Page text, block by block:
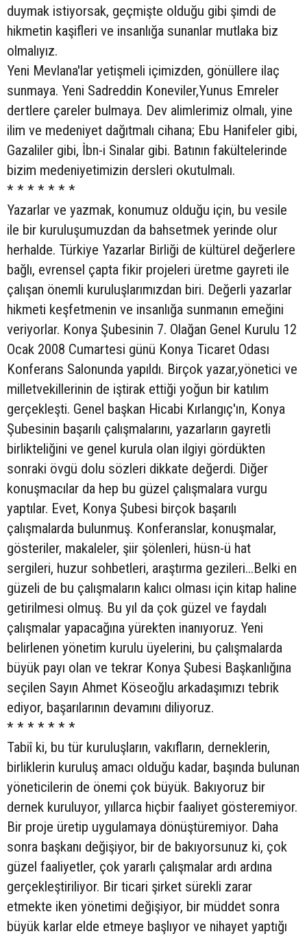
duymak istiyorsak, geçmişte olduğu gibi şimdi de
hikmetin kaşifleri ve insanlığa sunanlar mutlaka biz
olmalıyız.
Yeni Mevlana'lar yetişmeli içimizden, gönüllere ilaç
sunmaya. Yeni Sadreddin Koneviler,Yunus Emreler
dertlere çareler bulmaya. Dev alimlerimiz olmalı, yine
ilim ve medeniyet dağıtmalı cihana; Ebu Hanifeler gibi,
Gazaliler gibi, İbn-i Sinalar gibi. Batının fakültelerinde
bizim medeniyetimizin dersleri okutulmalı.
* * * * * * *
Yazarlar ve yazmak, konumuz olduğu için, bu vesile
ile bir kuruluşumuzdan da bahsetmek yerinde olur
herhalde. Türkiye Yazarlar Birliği de kültürel değerlere
bağlı, evrensel çapta fikir projeleri üretme gayreti ile
çalışan önemli kuruluşlarımızdan biri. Değerli yazarlar
hikmeti keşfetmenin ve insanlığa sunmanın emeğini
veriyorlar. Konya Şubesinin 7. Olağan Genel Kurulu 12
Ocak 2008 Cumartesi günü Konya Ticaret Odası
Konferans Salonunda yapıldı. Birçok yazar,yönetici ve
milletvekillerinin de iştirak ettiği yoğun bir katılım
gerçekleşti. Genel başkan Hicabi Kırlangıç'ın, Konya
Şubesinin başarılı çalışmalarını, yazarların gayretli
birlikteliğini ve genel kurula olan ilgiyi gördükten
sonraki övgü dolu sözleri dikkate değerdi. Diğer
konuşmacılar da hep bu güzel çalışmalara vurgu
yaptılar. Evet, Konya Şubesi birçok başarılı
çalışmalarda bulunmuş. Konferanslar, konuşmalar,
gösteriler, makaleler, şiir şölenleri, hüsn-ü hat
sergileri, huzur sohbetleri, araştırma gezileri...Belki en
güzeli de bu çalışmaların kalıcı olması için kitap haline
getirilmesi olmuş. Bu yıl da çok güzel ve faydalı
çalışmalar yapacağına yürekten inanıyoruz. Yeni
belirlenen yönetim kurulu üyelerini, bu çalışmalarda
büyük payı olan ve tekrar Konya Şubesi Başkanlığına
seçilen Sayın Ahmet Köseoğlu arkadaşımızı tebrik
ediyor, başarılarının devamını diliyoruz.
* * * * * * *
Tabiî ki, bu tür kuruluşların, vakıfların, derneklerin,
birliklerin kuruluş amacı olduğu kadar, başında bulunan
yöneticilerin de önemi çok büyük. Bakıyoruz bir
dernek kuruluyor, yıllarca hiçbir faaliyet gösteremiyor.
Bir proje üretip uygulamaya dönüştüremiyor. Daha
sonra başkanı değişiyor, bir de bakıyorsunuz ki, çok
güzel faaliyetler, çok yararlı çalışmalar ardı ardına
gerçekleştiriliyor. Bir ticari şirket sürekli zarar
etmekte iken yönetimi değişiyor, bir müddet sonra
büyük karlar elde etmeye başlıyor ve nihayet yaptığı